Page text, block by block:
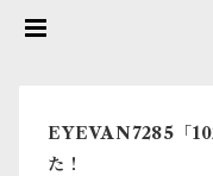
EYEVAN7285「
た！